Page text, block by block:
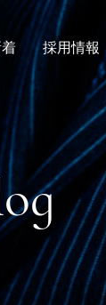
ニュース
インタビュー
社長ブログ
スタッフブログ
メディア掲載
採用情報
新卒採用